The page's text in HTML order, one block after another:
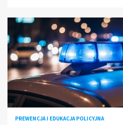
PREWENCJA I EDUKACJA POLICYJNA